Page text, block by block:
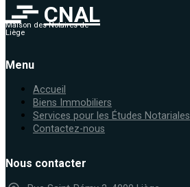
CNAL
Maison des Notaires de
Liège
Menu
Accueil
Biens Immobiliers
Services pour les Études Notariales
Contactez-nous
Nous contacter